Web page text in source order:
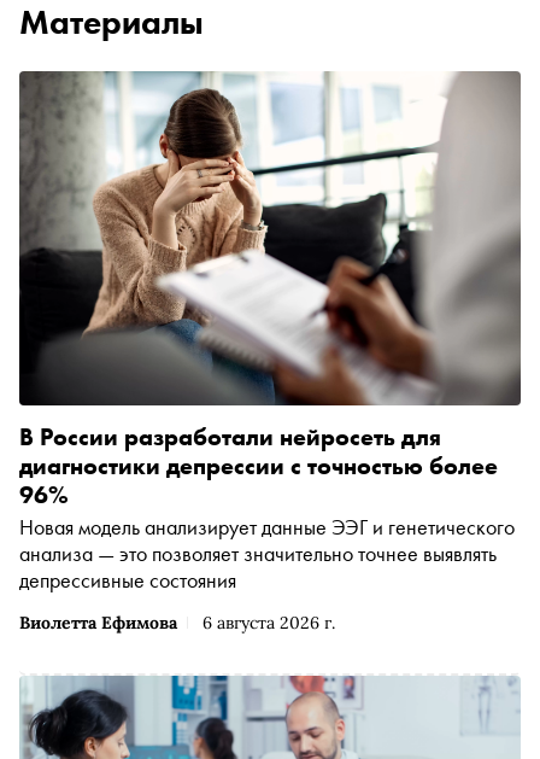
Материалы
Виолетта Ефимова 6 августа 2026 г.
В России разработали нейросеть для
диагностики депрессии с точностью более
96%
Новая модель анализирует данные ЭЭГ и генетического
анализа — это позволяет значительно точнее выявлять
депрессивные состояния